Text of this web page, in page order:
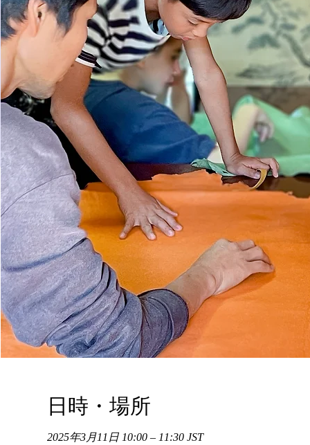
日時・場所
2025年3月11日 10:00 – 11:30 JST